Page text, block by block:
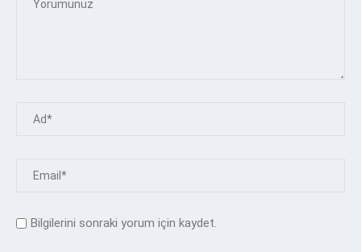
Bilgilerini sonraki yorum için kaydet.